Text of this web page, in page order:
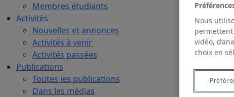
Membres étudiants
Activités
Nouvelles et annonces
Activités à venir
Activités passées
Publications
Toutes les publications
Dans les médias
Nous
permettent
vidéo,
choix en